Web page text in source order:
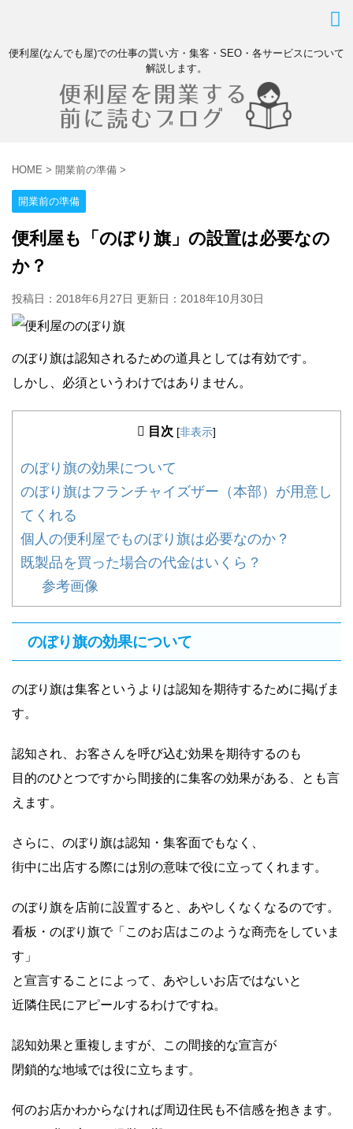
便利屋(なんでも屋)での仕事の貰い方・集客・SEO・各サービスについて
解説します。
HOME > 開業前の準備 >
開業前の準備
便利屋も「のぼり旗」の設置は必要なの
か？
投稿日：2018年6月27日 更新日： 2018年10月30日
のぼり旗は認知されるための道具としては有効です。
しかし、必須というわけではありません。
目次 [非表示]
のぼり旗の効果について
のぼり旗はフランチャイズザー（本部）が用意し
てくれる
個人の便利屋でものぼり旗は必要なのか？
既製品を買った場合の代金はいくら？
参考画像
のぼり旗の効果について
のぼり旗は集客というよりは認知を期待するために掲げま
す。
認知され、お客さんを呼び込む効果を期待するのも
目的のひとつですから間接的に集客の効果がある、とも言
えます。
さらに、のぼり旗は認知・集客面でもなく、
街中に出店する際には別の意味で役に立ってくれます。
のぼり旗を店前に設置すると、あやしくなくなるのです。
看板・のぼり旗で「このお店はこのような商売をしていま
す」
と宣言することによって、あやしいお店ではないと
近隣住民にアピールするわけですね。
認知効果と重複しますが、この間接的な宣言が
閉鎖的な地域では役に立ちます。
何のお店かわからなければ周辺住民も不信感を抱きます。